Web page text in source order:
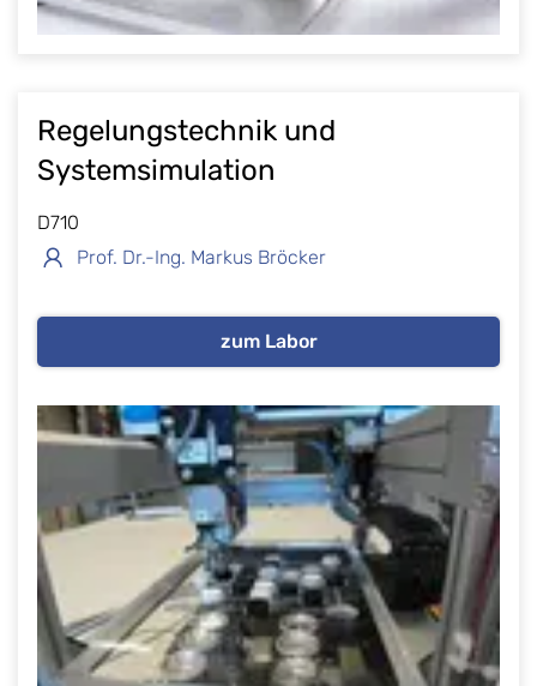
Regelungstechnik und
Systemsimulation
D710
Prof. Dr.-Ing. Markus Bröcker
zum Labor